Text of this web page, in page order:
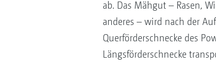
ab. Das Mähgut – Rasen,
anderes – wird nach der
Querförderschnecke des
Längsförderschnecke